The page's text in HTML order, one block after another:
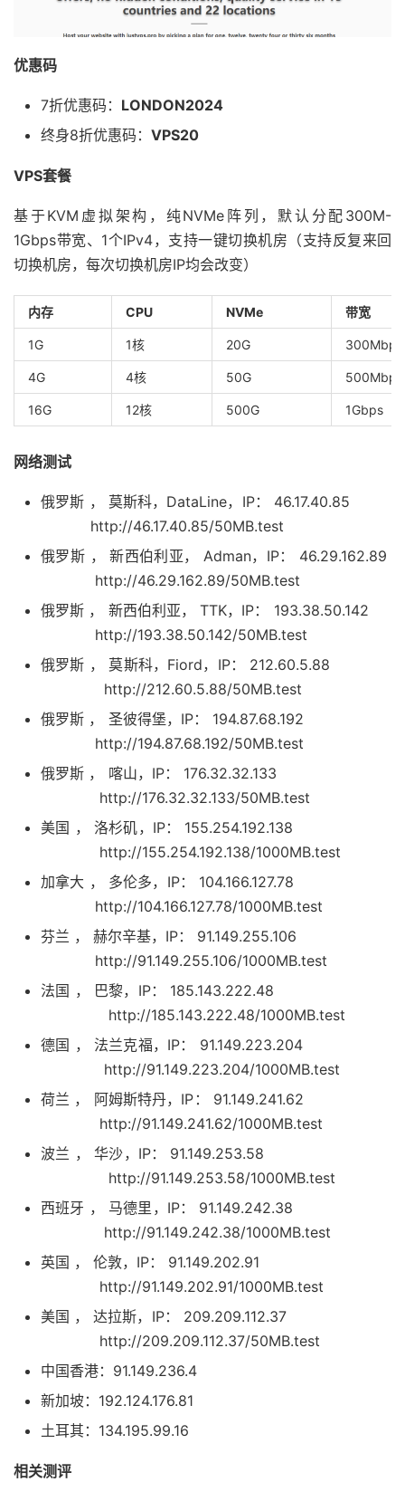
优惠码
7折优惠码： LONDON2024
终身8折优惠码： VPS20
VPS套餐
基于KVM虚拟架构，纯NVMe阵列，默认分配300M-
1Gbps带宽、1个IPv4，支持一键切换机房（支持反复来回
切换机房，每次切换机房IP均会改变）
内存 CPU NVMe 带宽
1G 1核 20G 300Mbps
4G 4核 50G 500Mbps
16G 12核 500G 1Gbps
网络测试
俄罗斯 ， 莫斯科，DataLine，IP： 46.17.40.85
http://46.17.40.85/50MB.test
俄罗斯 ， 新西伯利亚， Adman，IP： 46.29.162.89
http://46.29.162.89/50MB.test
俄罗斯 ， 新西伯利亚， TTK，IP： 193.38.50.142
http://193.38.50.142/50MB.test
俄罗斯 ， 莫斯科，Fiord，IP： 212.60.5.88
http://212.60.5.88/50MB.test
俄罗斯 ， 圣彼得堡，IP： 194.87.68.192
http://194.87.68.192/50MB.test
俄罗斯 ， 喀山，IP： 176.32.32.133
http://176.32.32.133/50MB.test
美国 ， 洛杉矶，IP： 155.254.192.138
http://155.254.192.138/1000MB.test
加拿大 ， 多伦多，IP： 104.166.127.78
http://104.166.127.78/1000MB.test
芬兰 ， 赫尔辛基，IP： 91.149.255.106
http://91.149.255.106/1000MB.test
法国 ， 巴黎，IP： 185.143.222.48
http://185.143.222.48/1000MB.test
德国 ， 法兰克福，IP： 91.149.223.204
http://91.149.223.204/1000MB.test
荷兰 ， 阿姆斯特丹，IP： 91.149.241.62
http://91.149.241.62/1000MB.test
波兰 ， 华沙，IP： 91.149.253.58
http://91.149.253.58/1000MB.test
西班牙 ， 马德里，IP： 91.149.242.38
http://91.149.242.38/1000MB.test
英国 ， 伦敦，IP： 91.149.202.91
http://91.149.202.91/1000MB.test
美国 ， 达拉斯，IP： 209.209.112.37
http://209.209.112.37/50MB.test
中国香港：91.149.236.4
新加坡：192.124.176.81
土耳其：134.195.99.16
相关测评